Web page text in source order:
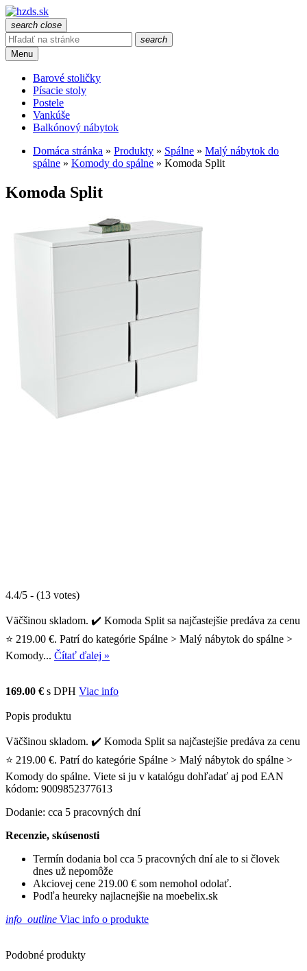
search close
search
Menu
Barové stoličky
Písacie stoly
Postele
Vankúše
Balkónový nábytok
Domáca stránka » Produkty » Spálne » Malý nábytok do
spálne » Komody do spálne » Komoda Split
Komoda Split
4.4/5 - (13 votes)
Väčšinou skladom. ✔️ Komoda Split sa najčastejšie predáva za cenu
⭐ 219.00 €. Patrí do kategórie Spálne > Malý nábytok do spálne >
Komody... Čítať ďalej »
169.00 € s DPH Viac info
Popis produktu
Väčšinou skladom. ✔️ Komoda Split sa najčastejšie predáva za cenu
⭐ 219.00 €. Patrí do kategórie Spálne > Malý nábytok do spálne >
Komody do spálne. Viete si ju v katalógu dohľadať aj pod EAN
kódom: 9009852377613
Dodanie: cca 5 pracovných dní
Recenzie, skúsenosti
Termín dodania bol cca 5 pracovných dní ale to si človek
dnes už nepomôže
Akciovej cene 219.00 € som nemohol odolať.
Podľa heureky najlacnejšie na moebelix.sk
info_outline Viac info o produkte
Podobné produkty